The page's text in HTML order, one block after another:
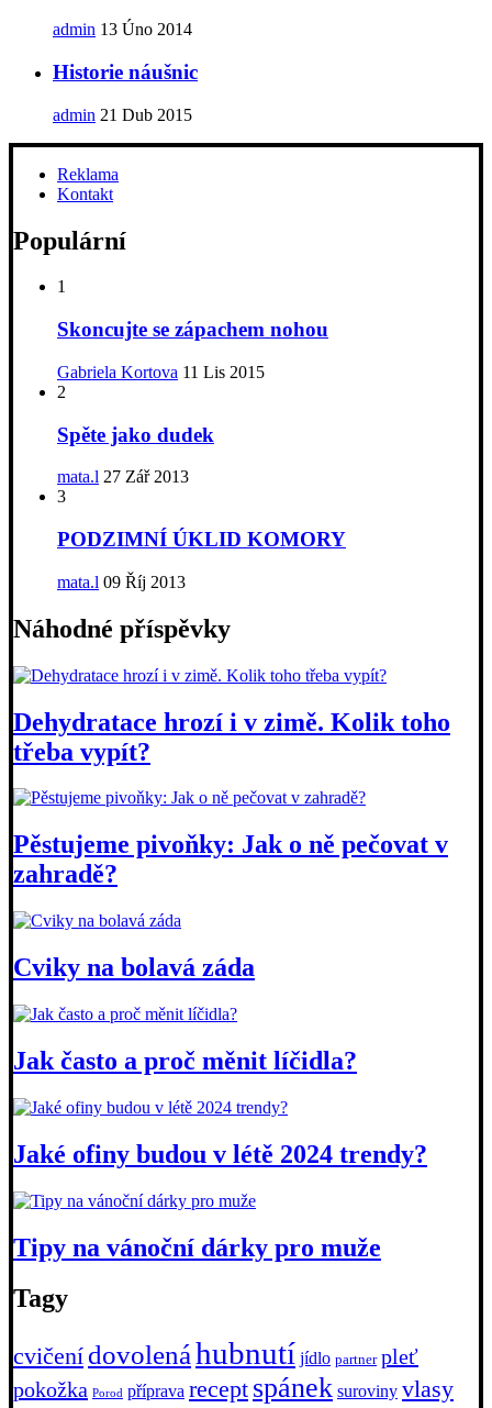
admin 13 Úno 2014
Historie náušnic
admin 21 Dub 2015
Reklama
Kontakt
Populární
1
Skoncujte se zápachem nohou
Gabriela Kortova 11 Lis 2015
2
Spěte jako dudek
mata.l 27 Zář 2013
3
PODZIMNÍ ÚKLID KOMORY
mata.l 09 Říj 2013
Náhodné příspěvky
Dehydratace hrozí i v zimě. Kolik toho
třeba vypít?
Pěstujeme pivoňky: Jak o ně pečovat v
zahradě?
Cviky na bolavá záda
Jak často a proč měnit líčidla?
Jaké ofiny budou v létě 2024 trendy?
Tipy na vánoční dárky pro muže
Tagy
cvičení dovolenáhubnutí jídlo partner pleť
pokožka Porod příprava recept spánek suroviny vlasy